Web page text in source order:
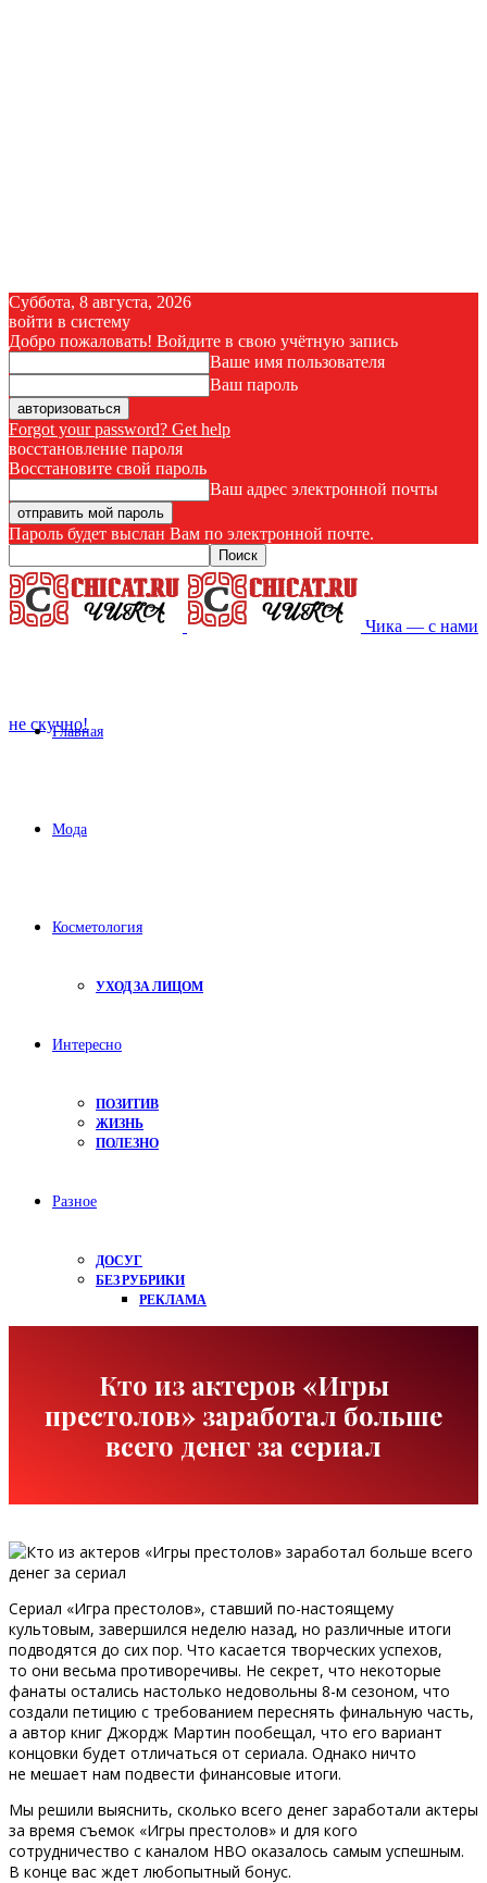
Суббота, 8 августа, 2026
войти в систему
Добро пожаловать! Войдите в свою учётную запись
Ваше имя пользователя
Ваш пароль
Forgot your password? Get help
восстановление пароля
Восстановите свой пароль
Ваш адрес электронной почты
Пароль будет выслан Вам по электронной почте.
Чика — с нами
не скучно!
Главная
Мода
Косметология
УХОД ЗА ЛИЦОМ
Интересно
ПОЗИТИВ
ЖИЗНЬ
ПОЛЕЗНО
Разное
ДОСУГ
БЕЗ РУБРИКИ
РЕКЛАМА
Кто из актеров «Игры
престолов» заработал больше
всего денег за сериал
Сериал «Игра престолов», ставший по-настоящему
культовым, завершился неделю назад, но различные итоги
подводятся до сих пор. Что касается творческих успехов,
то они весьма противоречивы. Не секрет, что некоторые
фанаты остались настолько недовольны 8-м сезоном, что
создали петицию с требованием переснять финальную часть,
а автор книг Джордж Мартин пообещал, что его вариант
концовки будет отличаться от сериала. Однако ничто
не мешает нам подвести финансовые итоги.
Мы решили выяснить, сколько всего денег заработали актеры
за время съемок «Игры престолов» и для кого
сотрудничество с каналом НВО оказалось самым успешным.
В конце вас ждет любопытный бонус.